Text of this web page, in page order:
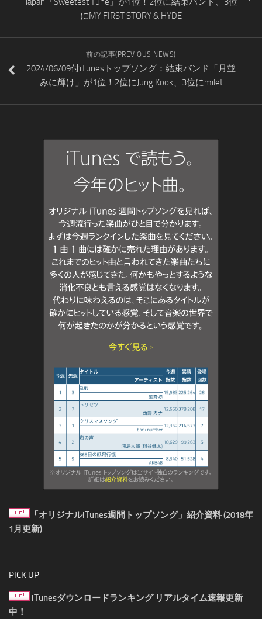
にMY FIRST STORY & HYDE
前の記事(PREVIOUS NEWS)
2024/06/09付iTunesトップソング：結束バンド「月並
みに輝け」が1位！2位にJung Kook、3位にmilet
「オリジナルiTunes週間トップソング」紹介資料 (2018年
1月更新)
PICK UP
iTunesダウンロードランキング リアルタイム速報更新
中！